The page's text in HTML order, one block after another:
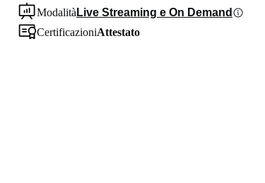
Modalità Live Streaming e On Demand
CertificazioniAttestato